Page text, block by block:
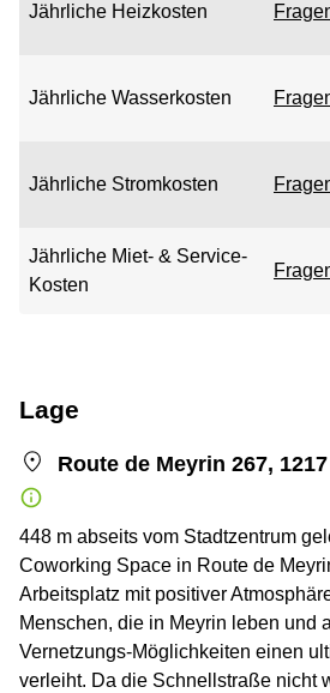
Jährliche Heizkosten
Jährliche Wasserkosten
Jährliche Stromkosten
Jährliche Miet- & Service-
Kosten
Lage
Route de Meyrin 267,
448 m abseits vom Stadtzentrum
Coworking Space in Route de
Arbeitsplatz mit positiver
Menschen, die in Meyrin leben und
Vernetzungs-Möglichkeiten einen
verleiht. Da die Schnellstraße nicht